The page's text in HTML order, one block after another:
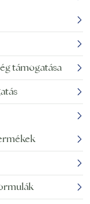
támogatása